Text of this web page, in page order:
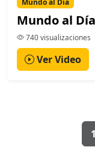
Mundo al
740 visualizaciones
Ver Video
1